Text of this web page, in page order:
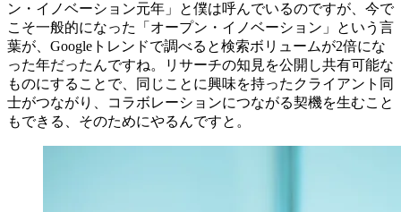
ン・イノベーション元年」と僕は呼んでいるのですが、今で
こそ一般的になった「オープン・イノベーション」という言
葉が、Googleトレンドで調べると検索ボリュームが2倍にな
った年だったんですね。リサーチの知見を公開し共有可能な
ものにすることで、同じことに興味を持ったクライアント同
士がつながり、コラボレーションにつながる契機を生むこと
もできる、そのためにやるんですと。